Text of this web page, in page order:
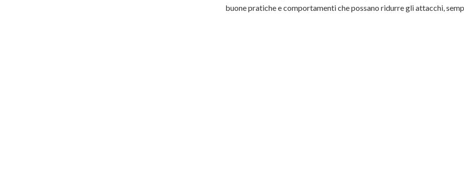
buone pratiche e comportamenti che possano ridurre gli attacchi,